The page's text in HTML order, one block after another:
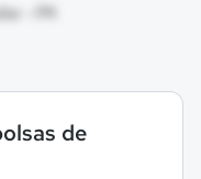
- PA
de